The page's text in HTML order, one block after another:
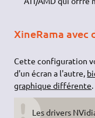
XineRama avec
Cette configuration
d'un écran a l'autre,
graphique différente.
Les drivers